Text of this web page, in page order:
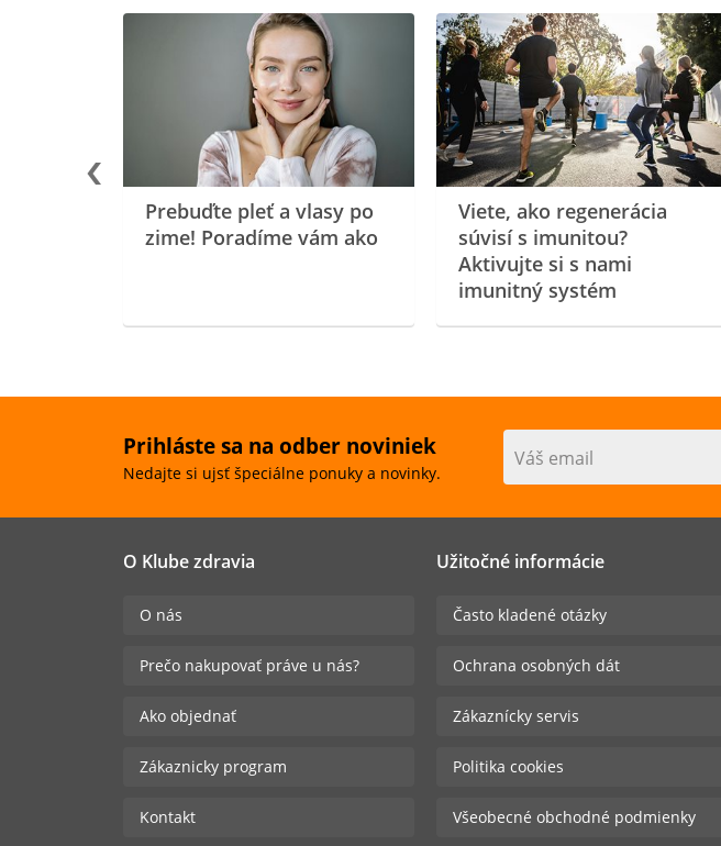
Prebuďte pleť a vlasy po
zime! Poradíme vám ako
Viete, ako regenerácia
súvisí s imunitou?
Aktivujte si s nami
imunitný systém
Prihláste sa na odber noviniek
Nedajte si ujsť špeciálne ponuky a novinky.
Váš email
O Klube zdravia
O nás
Prečo nakupovať práve u nás?
Ako objednať
Zákaznicky program
Kontakt
Užitočné informácie
Často kladené otázky
Ochrana osobných dát
Zákaznícky servis
Politika cookies
Všeobecné obchodné podmienky